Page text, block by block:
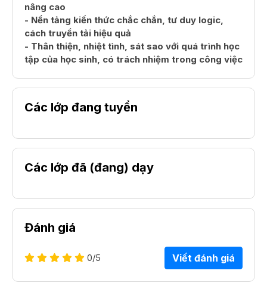
nâng cao
- Nền tảng kiến thức chắc chắn, tư duy logic,
cách truyền tải hiệu quả
- Thân thiện, nhiệt tình, sát sao với quá trình học
tập của học sinh, có trách nhiệm trong công việc
Các lớp đang tuyển
Các lớp đã (đang) dạy
Đánh giá
0/5 Viết đánh giá